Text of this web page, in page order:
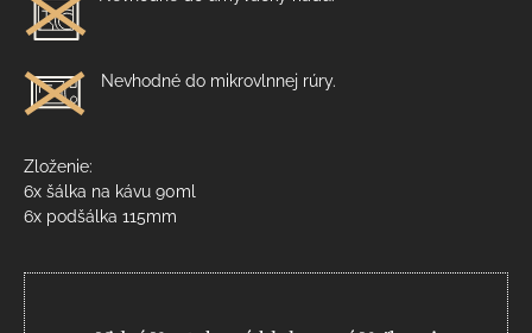
Nevhodné do mikrovlnnej rúry.
Zloženie:
6x šálka na kávu 90ml
6x podšálka 115mm